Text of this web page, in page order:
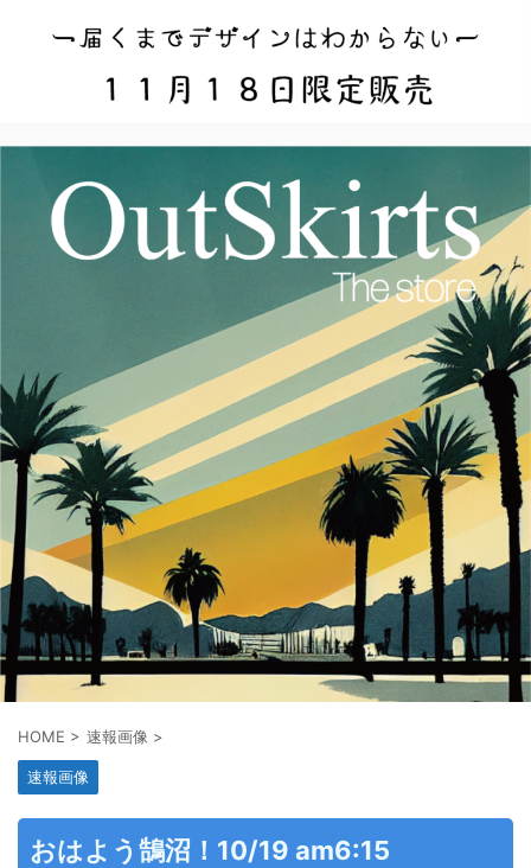
HOME > 速報画像 >
速報画像
おはよう鵠沼！10/19 am6:15